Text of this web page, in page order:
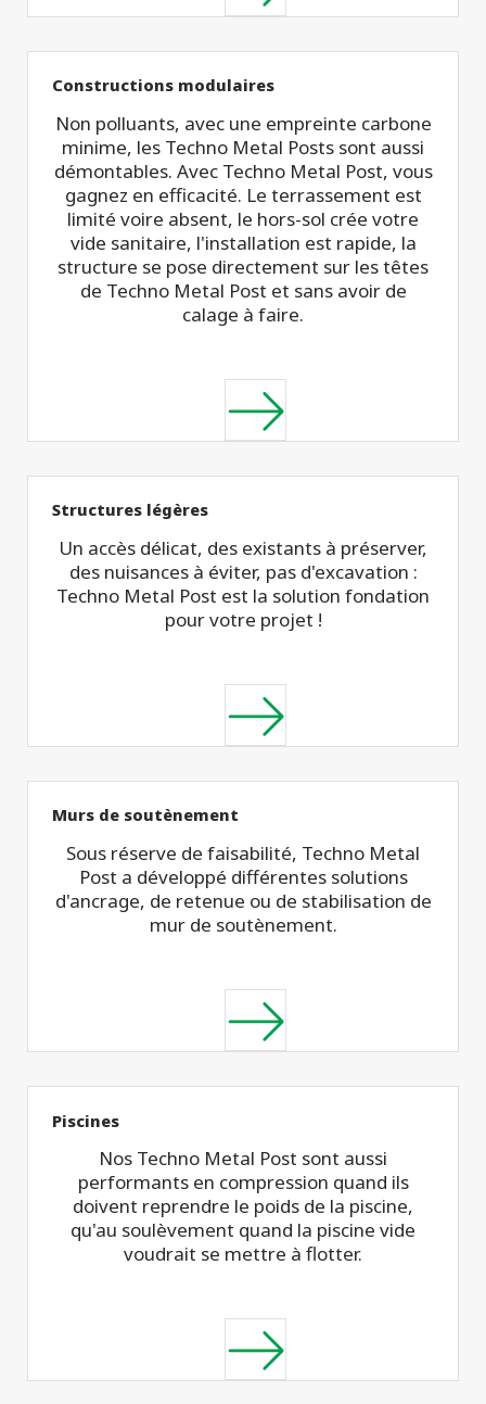
Constructions modulaires
Non polluants, avec une empreinte carbone
minime, les Techno Metal Posts sont aussi
démontables. Avec Techno Metal Post, vous
gagnez en efficacité. Le terrassement est
limité voire absent, le hors-sol crée votre
vide sanitaire, l'installation est rapide, la
structure se pose directement sur les têtes
de Techno Metal Post et sans avoir de
calage à faire.
Structures légères
Un accès délicat, des existants à préserver,
des nuisances à éviter, pas d'excavation :
Techno Metal Post est la solution fondation
pour votre projet !
Murs de soutènement
Sous réserve de faisabilité, Techno Metal
Post a développé différentes solutions
d'ancrage, de retenue ou de stabilisation de
mur de soutènement.
Piscines
Nos Techno Metal Post sont aussi
performants en compression quand ils
doivent reprendre le poids de la piscine,
qu'au soulèvement quand la piscine vide
voudrait se mettre à flotter.